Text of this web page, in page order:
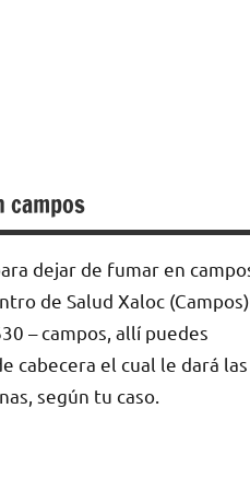
campos
dejar de fumar en
de Salud Xaloc (Campos)
– campos, allí puedes
cabecera el cual le dará las
según tu caso.